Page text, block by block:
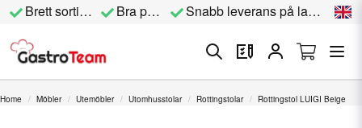
Brett sortiment Bra priser Snabb leverans på lagervara
Home Möbler Utemöbler Utomhusstolar Rottingstolar Rottingstol LUIGI Beige